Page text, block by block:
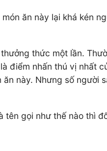
ăn này lại khá kén
thức một lần.
điểm nhấn thú vị nhất
này. Nhưng số người
gọi như thế nào thì